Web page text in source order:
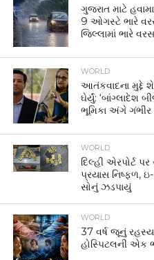
ગુજરાત માટે
9 ઓગસ્ટે ભારે
જિલ્લામાં ભારે
WORLD
આતંકવાદના મુદ્દે
ઘેર્યું: ‘બાંગ્લાદેશ
ભૂમિકા અંગે ગંભીર
WORLD
દિલ્હી એરપોર્ટ
પ્રયાસ નિષ્ફળ,
સોનું ઝડપાયું
WORLD
37 વર્ષ જૂનું
હોસ્પિટલની એક